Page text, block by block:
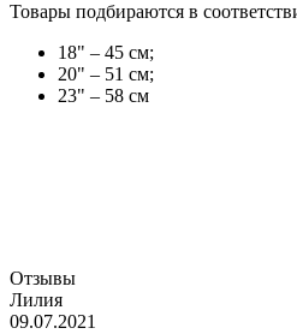
Товары подбираются в
18" – 45 см;
20" – 51 см;
23" – 58 см
Отзывы
Лилия
09.07.2021